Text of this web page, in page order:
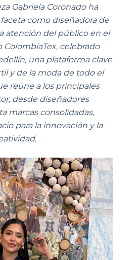
Gabriela Coronado ha
como diseñadora de
atención del público en el
celebrado
una plataforma clave
y de la moda de todo el
reúne a los principales
desde diseñadores
marcas consolidadas,
para la innovación y la